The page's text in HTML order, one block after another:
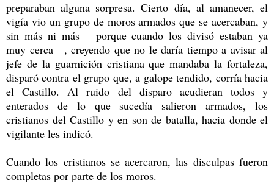
preparaban alguna sorpresa. Cierto día, al amanecer, el
vigía vio un grupo de moros armados que se acercaban, y
sin más ni más —porque cuando los divisó estaban ya
muy cerca—, creyendo que no le daría tiempo a avisar al
jefe de la guarnición cristiana que mandaba la fortaleza,
disparó contra el grupo que, a galope tendido, corría hacia
el Castillo. Al ruido del disparo acudieran todos y
enterados de lo que sucedía salieron armados, los
cristianos del Castillo y en son de batalla, hacia donde el
vigilante les indicó.
Cuando los cristianos se acercaron, las disculpas fueron
completas por parte de los moros.